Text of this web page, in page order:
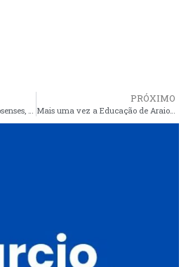
Por pura perseguição à araiosenses, Cristino atrasa o salário até do vice Manoel da Polo
PRÓXIMO
Mais uma vez a Educação de Araioses sofre um golpe pelos vereadores que apoiam o Cristino